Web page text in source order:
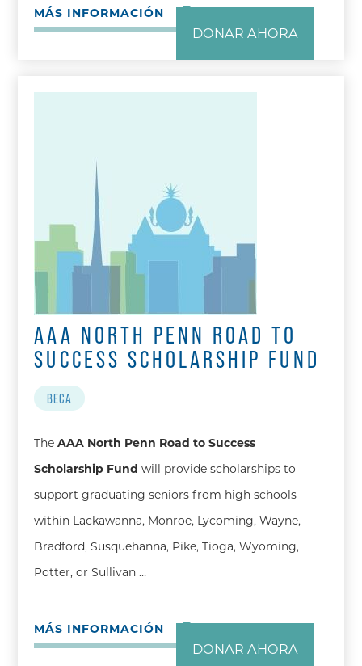
MÁS INFORMACIÓN
DONAR AHORA
AAA NORTH PENN ROAD TO
SUCCESS SCHOLARSHIP FUND
BECA
TheAAA North Penn Road to Success
Scholarship Fund will provide scholarships to
support graduating seniors from high schools
within Lackawanna, Monroe, Lycoming, Wayne,
Bradford, Susquehanna, Pike, Tioga, Wyoming,
Potter, or Sullivan …
MÁS INFORMACIÓN
DONAR AHORA